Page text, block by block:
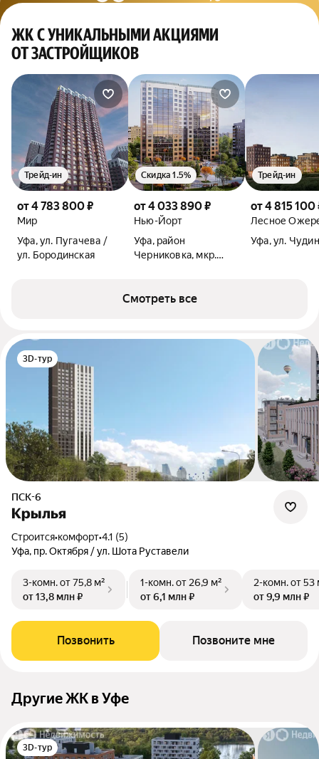
ЖК С УНИКАЛЬНЫМИ АКЦИЯМИ
ОТ ЗАСТРОЙЩИКОВ
от 4 783 800 ₽
Мир
Уфа, ул. Пугачева /
ул. Бородинская
Трейд-ин
от 4 033 890 ₽
Нью-Йорт
Уфа, район
Черниковка, мкр.
Орджоникидзе
Скидка 1.5%
от 4 815 100
Лесное
Уфа, ул.
Трейд-ин
Смотреть все
3D-тур
ПСК-6
Крылья
Строится•комфорт•4.1 (5)
Уфа, пр. Октября / ул. Шота Руставели
3-комн.от 75,8 м²
от 13,8 млн ₽
1-комн.от 26,9 м²
от 6,1 млн ₽
2-комн.от 53
от 9,9 млн ₽
Позвонить Позвоните мне
Другие ЖК в Уфе
3D-тур